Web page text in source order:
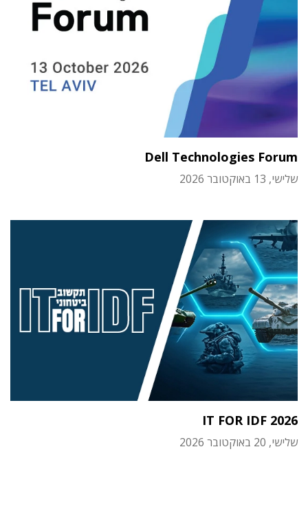
Dell Technologies Forum
שלישי, 13 באוקטובר 2026
IT FOR IDF 2026
שלישי, 20 באוקטובר 2026